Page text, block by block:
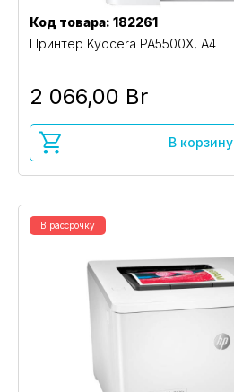
Код товара: 182261
Принтер Kyocera PA5500X, A4
2 066,00 Br
В корзину
В рассрочку